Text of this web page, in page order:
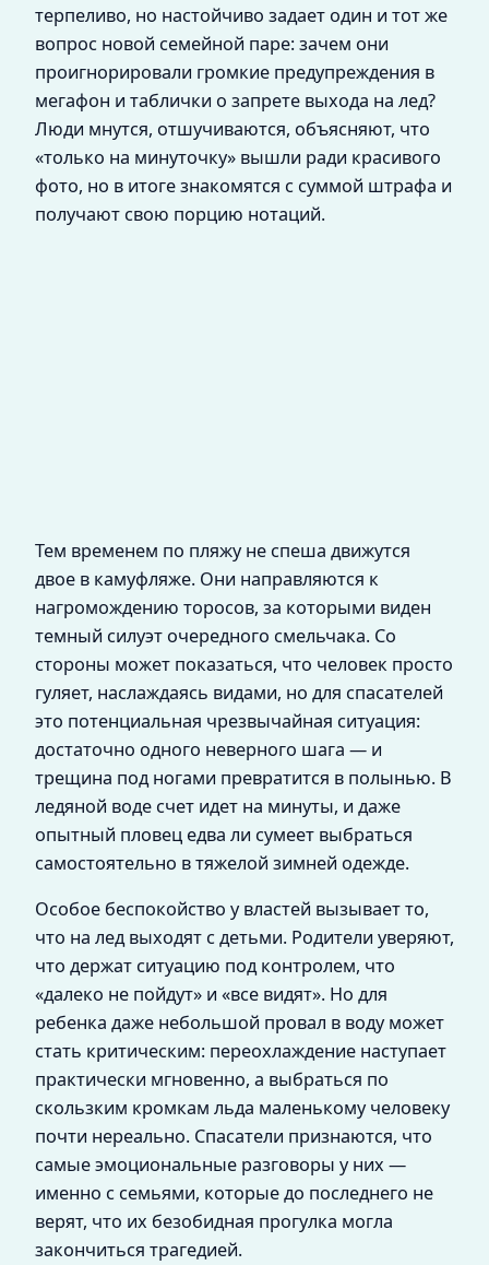
терпеливо, но настойчиво задает один и тот же
вопрос новой семейной паре: зачем они
проигнорировали громкие предупреждения в
мегафон и таблички о запрете выхода на лед?
Люди мнутся, отшучиваются, объясняют, что
«только на минуточку» вышли ради красивого
фото, но в итоге знакомятся с суммой штрафа и
получают свою порцию нотаций.
Тем временем по пляжу не спеша движутся
двое в камуфляже. Они направляются к
нагромождению торосов, за которыми виден
темный силуэт очередного смельчака. Со
стороны может показаться, что человек просто
гуляет, наслаждаясь видами, но для спасателей
это потенциальная чрезвычайная ситуация:
достаточно одного неверного шага — и
трещина под ногами превратится в полынью. В
ледяной воде счет идет на минуты, и даже
опытный пловец едва ли сумеет выбраться
самостоятельно в тяжелой зимней одежде.
Особое беспокойство у властей вызывает то,
что на лед выходят с детьми. Родители уверяют,
что держат ситуацию под контролем, что
«далеко не пойдут» и «все видят». Но для
ребенка даже небольшой провал в воду может
стать критическим: переохлаждение наступает
практически мгновенно, а выбраться по
скользким кромкам льда маленькому человеку
почти нереально. Спасатели признаются, что
самые эмоциональные разговоры у них —
именно с семьями, которые до последнего не
верят, что их безобидная прогулка могла
закончиться трагедией.